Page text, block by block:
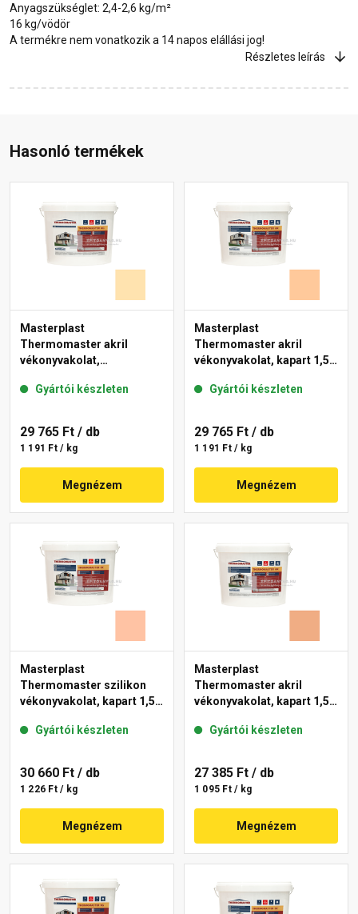
Anyagszükséglet: 2,4-2,6 kg/m²
16 kg/vödör
A termékre nem vonatkozik a 14 napos elállási jog!
Részletes leírás
Hasonló termékek
Masterplast
Thermomaster akril
vékonyvakolat,
01-E 25 kg
Gyártói készleten
29 765 Ft / db
1 191 Ft / kg
Megnézem
Masterplast
Thermomaster akril
vékonyvakolat, kapart 1,5
Gyártói készleten
29 765 Ft / db
1 191 Ft / kg
Megnézem
Masterplast
Thermomaster szilikon
vékonyvakolat, kapart 1,5
Gyártói készleten
30 660 Ft / db
1 226 Ft / kg
Megnézem
Masterplast
Thermomaster akril
vékonyvakolat, kapart 1,5
Gyártói készleten
27 385 Ft / db
1 095 Ft / kg
Megnézem